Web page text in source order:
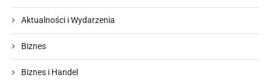
Aktualności i Wydarzenia
Biznes
Biznes i Handel